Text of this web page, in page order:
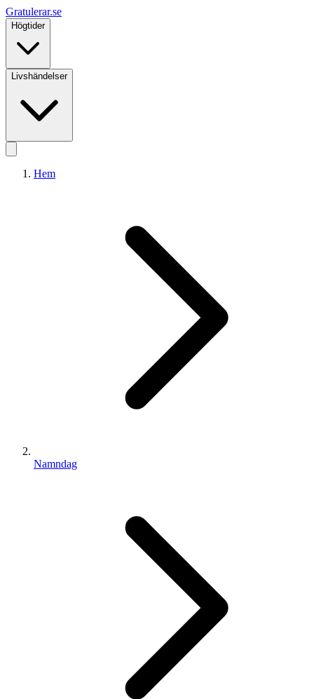
Gratulerar.se
Högtider
Livshändelser
Hem
Namndag